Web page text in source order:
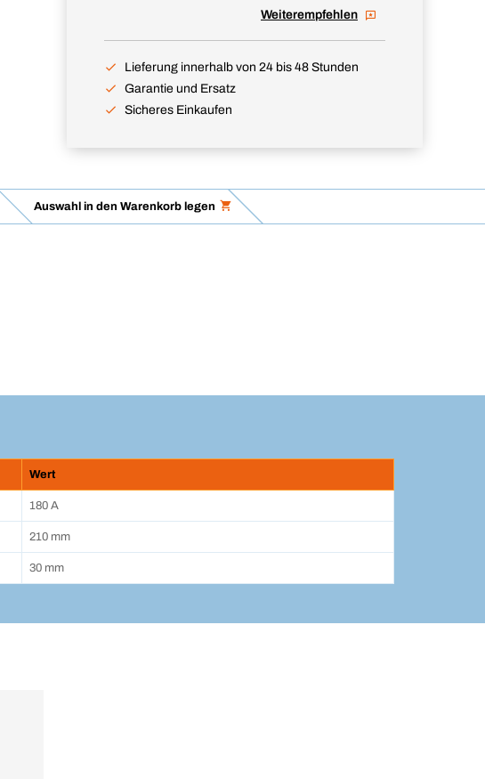
Weiterempfehlen
Lieferung innerhalb von 24 bis 48 Stunden
Garantie und Ersatz
Sicheres Einkaufen
Auswahl in den Warenkorb legen
Wert
180 A
210 mm
30 mm